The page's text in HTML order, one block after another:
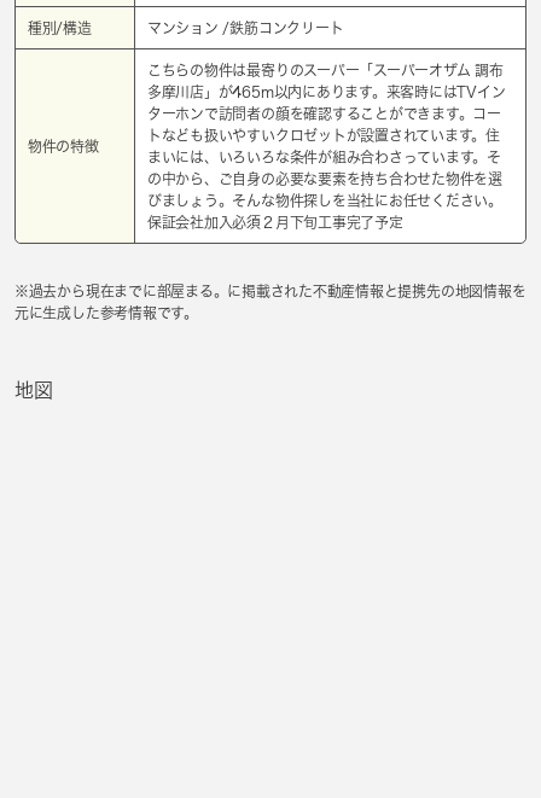
種別/構造 マンション /鉄筋コンクリート
物件の特徴
こちらの物件は最寄りのスーパー「スーパーオザム 調布
多摩川店」が465m以内にあります。来客時にはTVイン
ターホンで訪問者の顔を確認することができます。コー
トなども扱いやすいクロゼットが設置されています。住
まいには、いろいろな条件が組み合わさっています。そ
の中から、ご自身の必要な要素を持ち合わせた物件を選
びましょう。そんな物件探しを当社にお任せください。
保証会社加入必須２月下旬工事完了予定
※過去から現在までに部屋まる。に掲載された不動産情報と提携先の地図情報を
元に生成した参考情報です。
地図